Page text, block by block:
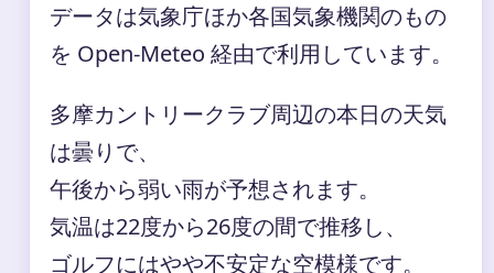
データは気象庁ほか各国気象機関のもの
を Open-Meteo 経由で利用しています。
多摩カントリークラブ周辺の本日の天気
は曇りで、
午後から弱い雨が予想されます。
気温は22度から26度の間で推移し、
ゴルフにはやや不安定な空模様です。